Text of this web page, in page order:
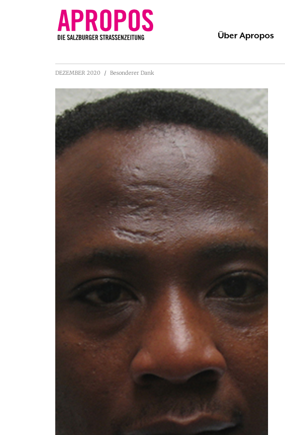
Über Apropos
DEZEMBER 2020 Besonderer Dank